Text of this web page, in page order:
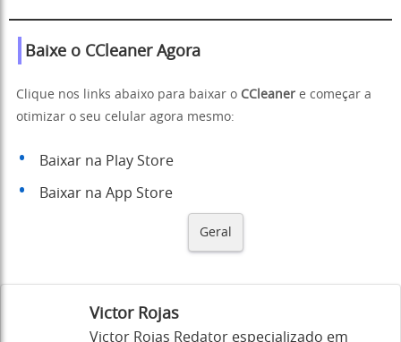
Baixe o CCleaner Agora
Clique nos links abaixo para baixar o CCleaner e começar a
otimizar o seu celular agora mesmo:
Baixar na Play Store
Baixar na App Store
Geral
Victor Rojas
Victor Rojas Redator especializado em